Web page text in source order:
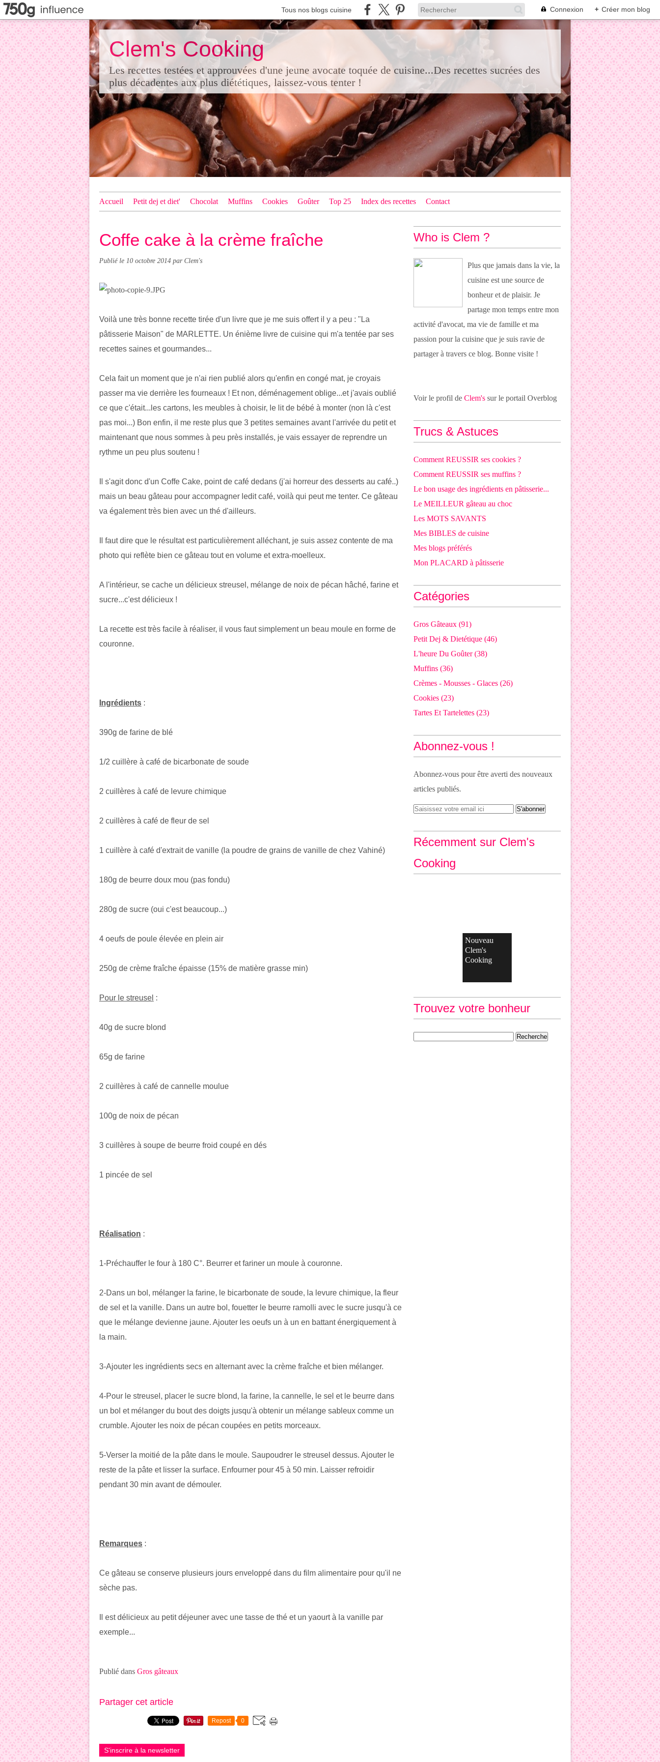
Tous nos blogs cuisine Connexion + Créer mon blog
Clem's Cooking
Les recettes testées et approuvées d'une jeune avocate toquée de cuisine...Des recettes sucrées des
plus décadentes aux plus diététiques, laissez-vous tenter !
Accueil Petit dej et diet' Chocolat Muffins Cookies Goûter Top 25 Index des recettes Contact
Coffe cake à la crème fraîche
Publié le 10 octobre 2014 par Clem's
Voilà une très bonne recette tirée d'un livre que je me suis offert il y a peu : "La
pâtisserie Maison" de MARLETTE. Un énième livre de cuisine qui m'a tentée par ses
recettes saines et gourmandes...
Cela fait un moment que je n'ai rien publié alors qu'enfin en congé mat, je croyais
passer ma vie derrière les fourneaux ! Et non, déménagement oblige...et j'avais oublié
ce que c'était...les cartons, les meubles à choisir, le lit de bébé à monter (non là c'est
pas moi...) Bon enfin, il me reste plus que 3 petites semaines avant l'arrivée du petit et
maintenant que nous sommes à peu près installés, je vais essayer de reprendre un
rythme un peu plus soutenu !
Il s'agit donc d'un Coffe Cake, point de café dedans (j'ai horreur des desserts au café..)
mais un beau gâteau pour accompagner ledit café, voilà qui peut me tenter. Ce gâteau
va également très bien avec un thé d'ailleurs.
Il faut dire que le résultat est particulièrement alléchant, je suis assez contente de ma
photo qui reflète bien ce gâteau tout en volume et extra-moelleux.
A l'intérieur, se cache un délicieux streusel, mélange de noix de pécan hâché, farine et
sucre...c'est délicieux !
La recette est très facile à réaliser, il vous faut simplement un beau moule en forme de
couronne.
Ingrédients :
390g de farine de blé
1/2 cuillère à café de bicarbonate de soude
2 cuillères à café de levure chimique
2 cuillères à café de fleur de sel
1 cuillère à café d'extrait de vanille (la poudre de grains de vanille de chez Vahiné)
180g de beurre doux mou (pas fondu)
280g de sucre (oui c'est beaucoup...)
4 oeufs de poule élevée en plein air
250g de crème fraîche épaisse (15% de matière grasse min)
Pour le streusel :
40g de sucre blond
65g de farine
2 cuillères à café de cannelle moulue
100g de noix de pécan
3 cuillères à soupe de beurre froid coupé en dés
1 pincée de sel
Réalisation :
1-Préchauffer le four à 180 C°. Beurrer et fariner un moule à couronne.
2-Dans un bol, mélanger la farine, le bicarbonate de soude, la levure chimique, la fleur
de sel et la vanille. Dans un autre bol, fouetter le beurre ramolli avec le sucre jusqu'à ce
que le mélange devienne jaune. Ajouter les oeufs un à un en battant énergiquement à
la main.
3-Ajouter les ingrédients secs en alternant avec la crème fraîche et bien mélanger.
4-Pour le streusel, placer le sucre blond, la farine, la cannelle, le sel et le beurre dans
un bol et mélanger du bout des doigts jusqu'à obtenir un mélange sableux comme un
crumble. Ajouter les noix de pécan coupées en petits morceaux.
5-Verser la moitié de la pâte dans le moule. Saupoudrer le streusel dessus. Ajouter le
reste de la pâte et lisser la surface. Enfourner pour 45 à 50 min. Laisser refroidir
pendant 30 min avant de démouler.
Remarques :
Ce gâteau se conserve plusieurs jours enveloppé dans du film alimentaire pour qu'il ne
sèche pas.
Il est délicieux au petit déjeuner avec une tasse de thé et un yaourt à la vanille par
exemple...
Publié dans Gros gâteaux
Partager cet article
Repost 0
S'inscrire à la newsletter
Who is Clem ?
Plus que jamais dans la vie, la
cuisine est une source de
bonheur et de plaisir. Je
partage mon temps entre mon
activité d'avocat, ma vie de famille et ma
passion pour la cuisine que je suis ravie de
partager à travers ce blog. Bonne visite !
Voir le profil de Clem's sur le portail Overblog
Trucs & Astuces
Comment REUSSIR ses cookies ?
Comment REUSSIR ses muffins ?
Le bon usage des ingrédients en pâtisserie...
Le MEILLEUR gâteau au choc
Les MOTS SAVANTS
Mes BIBLES de cuisine
Mes blogs préférés
Mon PLACARD à pâtisserie
Catégories
Gros Gâteaux (91)
Petit Dej & Dietétique (46)
L'heure Du Goûter(38)
Muffins (36)
Crèmes - Mousses - Glaces (26)
Cookies (23)
Tartes Et Tartelettes (23)
Abonnez-vous !
Abonnez-vous pour être averti des nouveaux
articles publiés.
Récemment sur Clem's
Cooking
Nouveau
Clem's
Cooking
Trouvez votre bonheur